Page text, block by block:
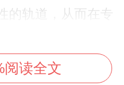
的轨道，从而在专
或职务晋升。
。预示着工作环境
阅读全文